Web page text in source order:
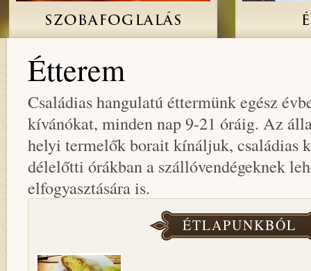
Étterem
Családias hangulatú éttermünk egész
kívánókat, minden nap 9-21 óráig. Az
helyi termelők borait kínáljuk, családias
délelőtti órákban a szállóvendégeknek
elfogyasztására is.
ÉTLAPUNKBÓL